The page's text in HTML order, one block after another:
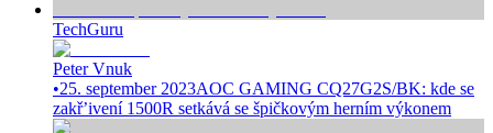
TechGuru
Peter Vnuk
•25. september 2023AOC GAMING CQ27G2S/BK: kde se
zakř’ivení 1500R setkává se špičkovým herním výkonem